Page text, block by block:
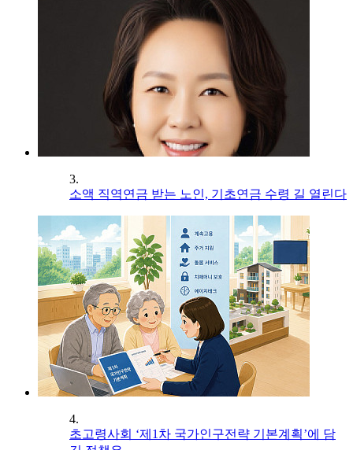
3.
소액 직역연금 받는 노인, 기초연금 수령 길 열린다
4.
초고령사회 ‘제1차 국가인구전략 기본계획’에 담